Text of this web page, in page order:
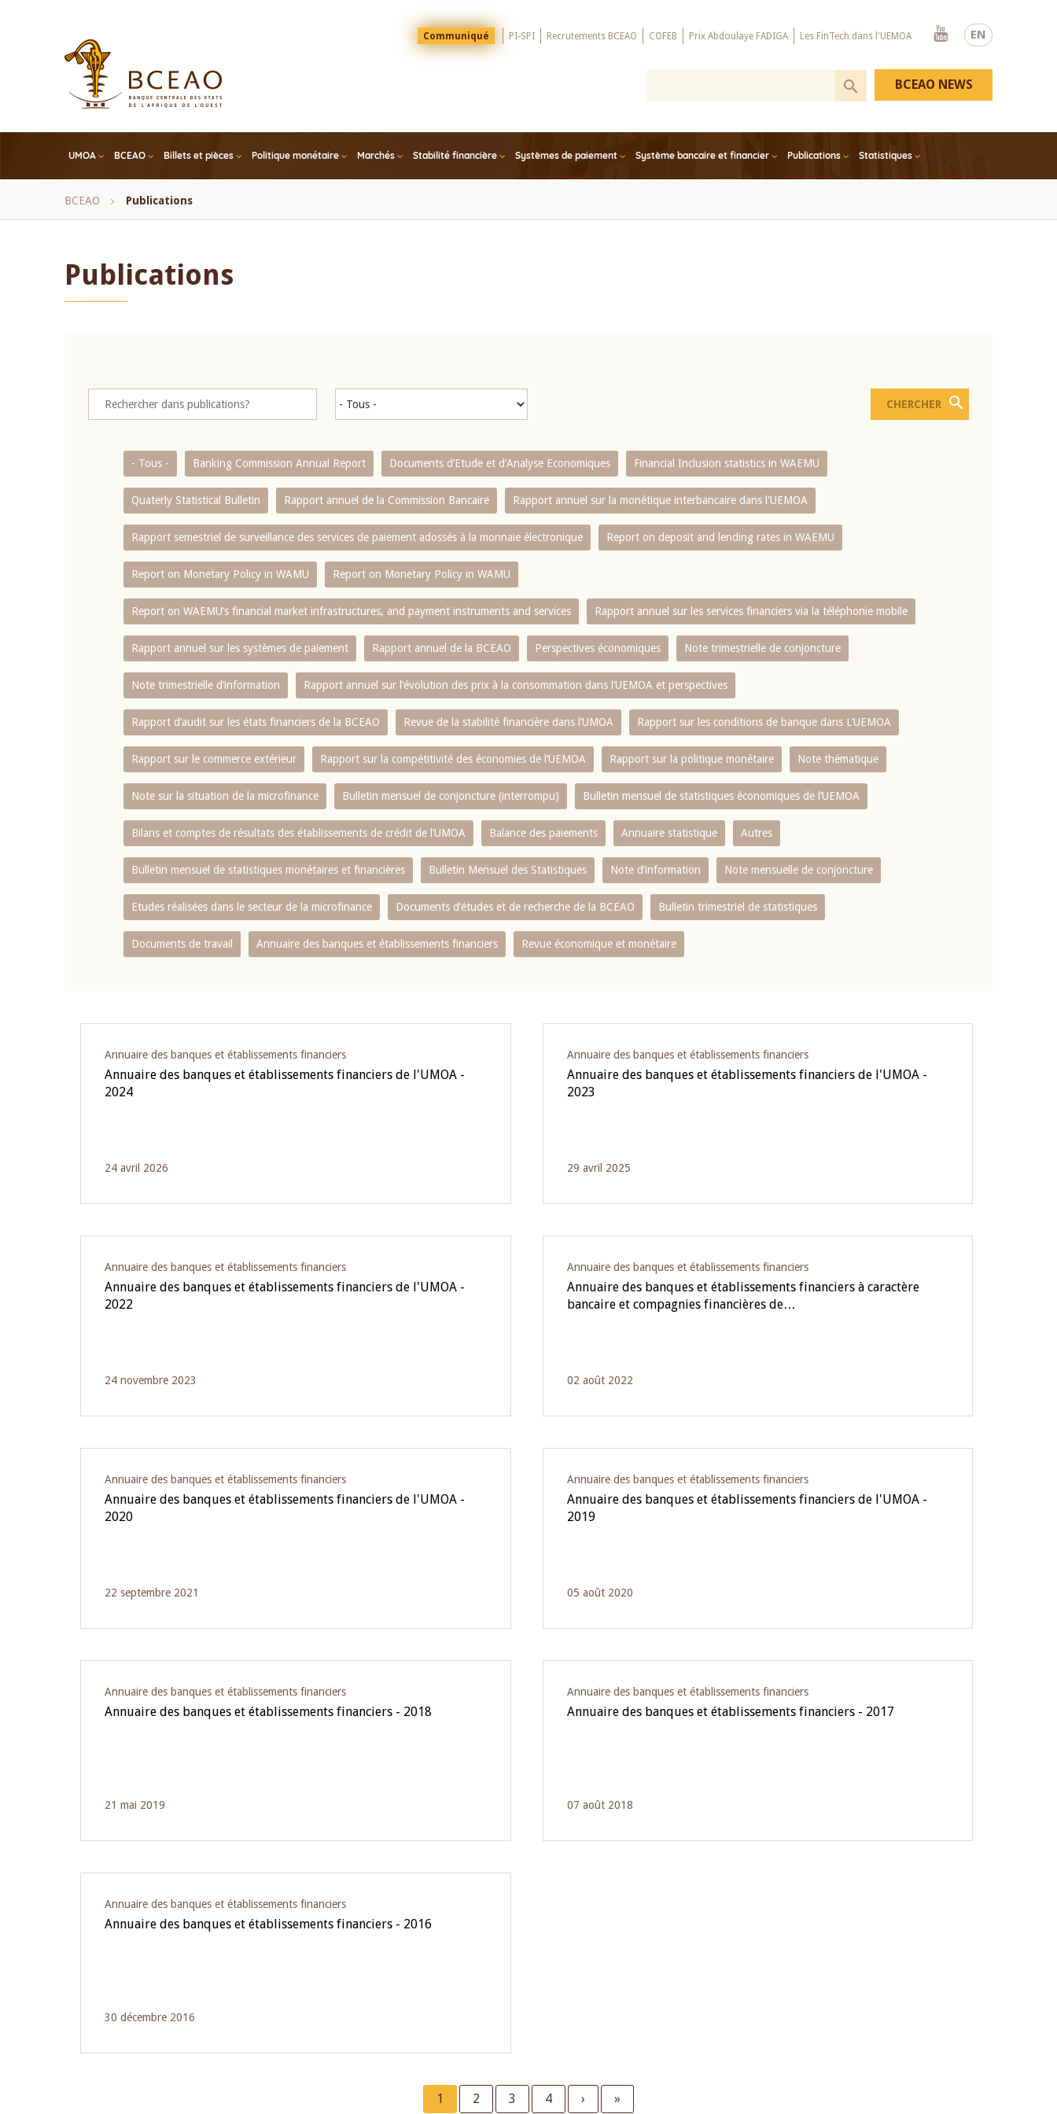
EN
Menu
Top
Communiqué PI-SPI Recrutements BCEAO COFEB Prix Abdoulaye FADIGA Les FinTech dans l'UEMOA
Youtube
UMOA BCEAO Billets et pièces Politique monétaire Marchés Stabilité financière Systèmes de paiement Système bancaire et financier Publications Statistiques
BCEAO NEWS
Fil
BCEAO Publications
Publications
- Tous - Banking Commission Annual Report Documents d’Etude et d’Analyse Economiques Financial Inclusion statistics in WAEMU
Quaterly Statistical Bulletin Rapport annuel de la Commission Bancaire Rapport annuel sur la monétique interbancaire dans l'UEMOA
Rapport semestriel de surveillance des services de paiement adossés à la monnaie électronique Report on deposit and lending rates in WAEMU
Report on Monetary Policy in WAMU Report on Monetary Policy in WAMU
Report on WAEMU’s financial market infrastructures, and payment instruments and services Rapport annuel sur les services financiers via la téléphonie mobile
Rapport annuel sur les systèmes de paiement Rapport annuel de la BCEAO Perspectives économiques Note trimestrielle de conjoncture
Note trimestrielle d‘information Rapport annuel sur l‘évolution des prix à la consommation dans l‘UEMOA et perspectives
Rapport d‘audit sur les états financiers de la BCEAO Revue de la stabilité financière dans l‘UMOA Rapport sur les conditions de banque dans L‘UEMOA
Rapport sur le commerce extérieur Rapport sur la compétitivité des économies de l‘UEMOA Rapport sur la politique monétaire Note thématique
Note sur la situation de la microfinance Bulletin mensuel de conjoncture (interrompu) Bulletin mensuel de statistiques économiques de l‘UEMOA
Bilans et comptes de résultats des établissements de crédit de l‘UMOA Balance des paiements Annuaire statistique Autres
Bulletin mensuel de statistiques monétaires et financières Bulletin Mensuel des Statistiques Note d’information Note mensuelle de conjoncture
Etudes réalisées dans le secteur de la microfinance Documents d’études et de recherche de la BCEAO Bulletin trimestriel de statistiques
Documents de travail Annuaire des banques et établissements financiers Revue économique et monétaire
Annuaire des banques et établissements financiers
Annuaire des banques et établissements financiers de l'UMOA -
2024
24 avril 2026
Annuaire des banques et établissements financiers
Annuaire des banques et établissements financiers de l'UMOA -
2023
29 avril 2025
Annuaire des banques et établissements financiers
Annuaire des banques et établissements financiers de l'UMOA -
2022
24 novembre 2023
Annuaire des banques et établissements financiers
Annuaire des banques et établissements financiers à caractère
bancaire et compagnies financières de…
02 août 2022
Annuaire des banques et établissements financiers
Annuaire des banques et établissements financiers de l'UMOA -
2020
22 septembre 2021
Annuaire des banques et établissements financiers
Annuaire des banques et établissements financiers de l'UMOA -
2019
05 août 2020
Annuaire des banques et établissements financiers
Annuaire des banques et établissements financiers - 2018
21 mai 2019
Annuaire des banques et établissements financiers
Annuaire des banques et établissements financiers - 2017
07 août 2018
Annuaire des banques et établissements financiers
Annuaire des banques et établissements financiers - 2016
30 décembre 2016
Current
1 Page
2 Page
3 Page
4
Next
›
Last
»